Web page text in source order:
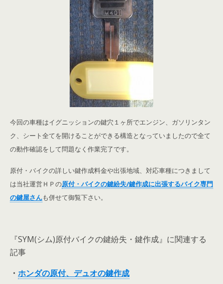
今回の車種はイグニッションの鍵穴１ヶ所でエンジン、ガソリンタン
ク、シート全てを開けることができる構造となっていましたので全て
の動作確認をして問題なく作業完了です。
原付・バイクの詳しい鍵作成料金や出張地域、対応車種につきまして
は当社運営ＨＰの原付・バイクの鍵紛失/鍵作成に出張するバイク専門
の鍵屋さんも併せて御覧下さい。
『SYM(シム)原付バイクの鍵紛失・鍵作成』に関連する
記事
・ ホンダの原付、デュオの鍵作成